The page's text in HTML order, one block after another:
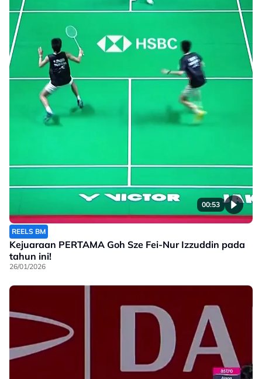
00:53
REELS BM
Kejuaraan PERTAMA Goh Sze Fei-Nur Izzuddin pada
tahun ini!
26/01/2026